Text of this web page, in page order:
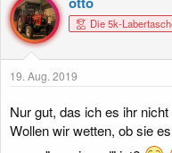
t
i
o
n
n
Die 5k-
19. Aug. 2019
Nur gut, das ich es ihr
Wollen wir wetten, ob sie